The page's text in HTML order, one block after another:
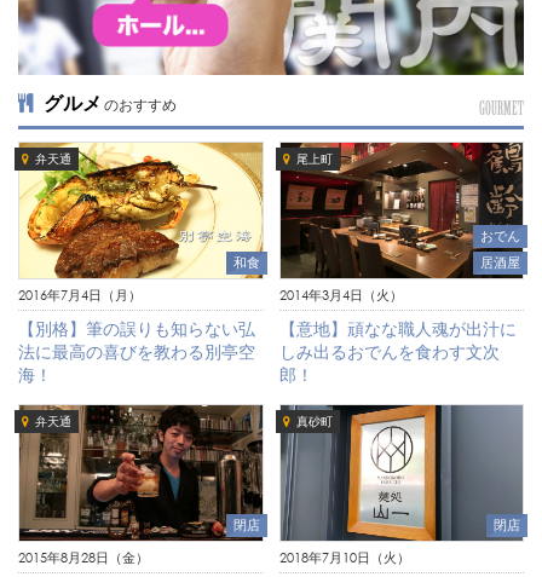
グルメ のおすすめ GOURMET
弁天通
和食
2016年7月4日（月）
【別格】筆の誤りも知らない弘
法に最高の喜びを教わる別亭空
海！
尾上町
おでん
居酒屋
2014年3月4日（火）
【意地】頑なな職人魂が出汁に
しみ出るおでんを食わす文次
郎！
弁天通
閉店
2015年8月28日（金）
真砂町
閉店
2018年7月10日（火）